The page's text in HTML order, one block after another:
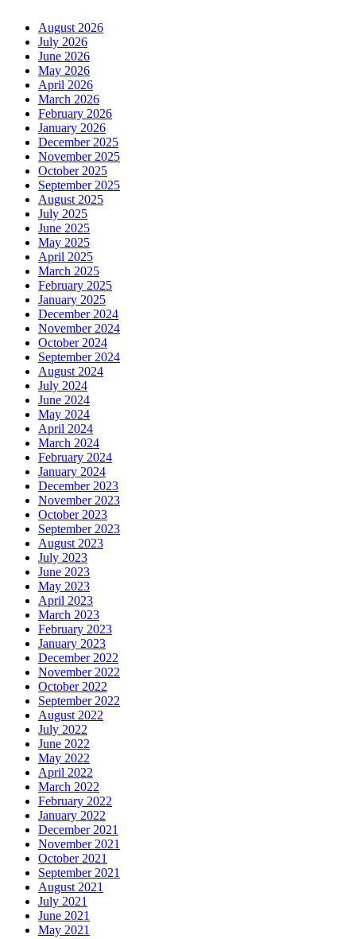
August 2026
July 2026
June 2026
May 2026
April 2026
March 2026
February 2026
January 2026
December 2025
November 2025
October 2025
September 2025
August 2025
July 2025
June 2025
May 2025
April 2025
March 2025
February 2025
January 2025
December 2024
November 2024
October 2024
September 2024
August 2024
July 2024
June 2024
May 2024
April 2024
March 2024
February 2024
January 2024
December 2023
November 2023
October 2023
September 2023
August 2023
July 2023
June 2023
May 2023
April 2023
March 2023
February 2023
January 2023
December 2022
November 2022
October 2022
September 2022
August 2022
July 2022
June 2022
May 2022
April 2022
March 2022
February 2022
January 2022
December 2021
November 2021
October 2021
September 2021
August 2021
July 2021
June 2021
May 2021